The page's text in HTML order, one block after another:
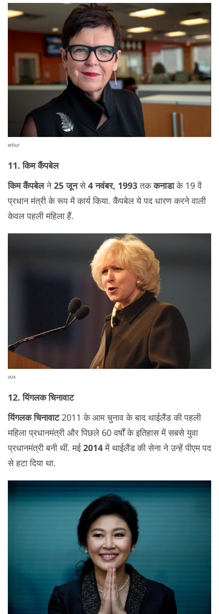
wbur
11. किम कैंपबेल
किम कैंपबेलने25 जूनसे4 नवंबर, 1993तककनाडाके 19 वें
प्रधान मंत्री के रूप में कार्य किया. कैंपबेल ये पद धारण करने वाली
केवल पहली महिला हैं.
vox
12. यिंगलक चिनावाट
यिंगलक चिनावाट2011 के आम चुनाव के बाद थाईलैंड की पहली
महिला प्रधानमंत्री और पिछले 60 वर्षों के इतिहास में सबसे युवा
प्रधानमंत्री बनी थीं. मई2014में थाईलैंड की सेना ने उन्हें पीएम पद
से हटा दिया था.